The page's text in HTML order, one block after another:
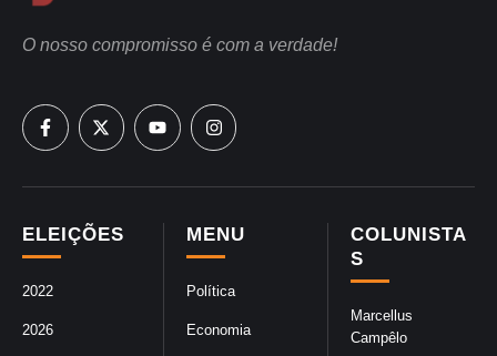
COLUNISTA
S
Marcellus
Campêlo
MENU
Política
Economia
ELEIÇÕES
2022
2026
O nosso compromisso é com a verdade!